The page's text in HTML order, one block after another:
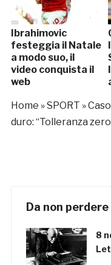
Ibrahimovic
festeggia il Natale
a modo suo, il
video conquista il
web
Home »SPORT »
duro: “Tolleranza
Da non perdere
8